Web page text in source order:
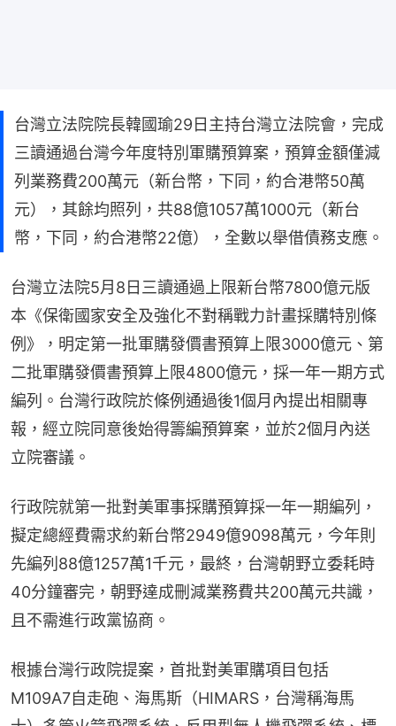
台灣立法院院長韓國瑜29日主持台灣立法院會，完成
三讀通過台灣今年度特別軍購預算案，預算金額僅減
列業務費200萬元（新台幣，下同，約合港幣50萬
元），其餘均照列，共88億1057萬1000元（新台
幣，下同，約合港幣22億），全數以舉借債務支應。
台灣立法院5月8日三讀通過上限新台幣7800億元版
本《保衛國家安全及強化不對稱戰力計畫採購特別條
例》，明定第一批軍購發價書預算上限3000億元、第
二批軍購發價書預算上限4800億元，採一年一期方式
編列。台灣行政院於條例通過後1個月內提出相關專
報，經立院同意後始得籌編預算案，並於2個月內送
立院審議。
行政院就第一批對美軍事採購預算採一年一期編列，
擬定總經費需求約新台幣2949億9098萬元，今年則
先編列88億1257萬1千元，最終，台灣朝野立委耗時
40分鐘審完，朝野達成刪減業務費共200萬元共識，
且不需進行政黨協商。
根據台灣行政院提案，首批對美軍購項目包括
M109A7自走砲、海馬斯（HIMARS，台灣稱海馬